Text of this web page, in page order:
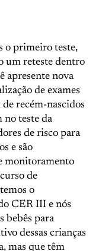
o primeiro teste,
um reteste dentro
apresente nova
de exames
recém-nascidos
no teste da
de risco para
e são
monitoramento
de
o
CER III e nós
bebês para
dessas crianças
mas que têm